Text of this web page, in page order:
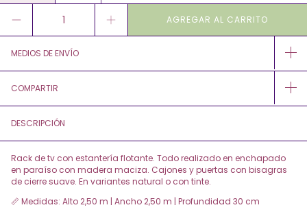
MEDIOS DE ENVÍO
COMPARTIR
DESCRIPCIÓN
Rack de tv con estantería flotante. Todo realizado en enchapado
en paraíso con madera maciza. Cajones y puertas con bisagras
de cierre suave. En variantes natural o con tinte.
📏 Medidas: Alto 2,50 m | Ancho 2,50 m | Profundidad 30 cm